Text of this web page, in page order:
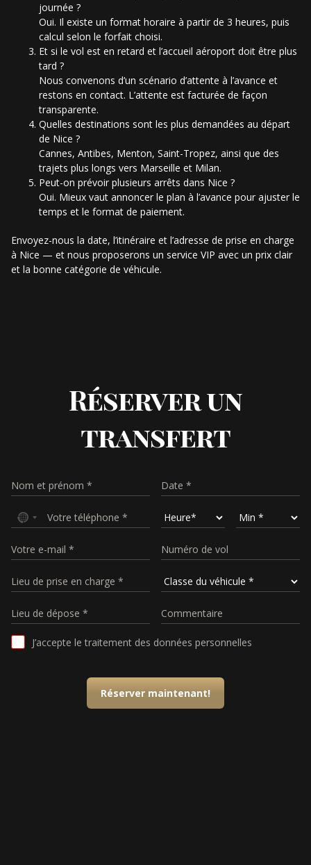
journée ?
Oui. Il existe un format horaire à partir de 3 heures, puis
calcul selon le forfait choisi.
Et si le vol est en retard et l’accueil aéroport doit être plus
tard ?
Nous convenons d’un scénario d’attente à l’avance et
restons en contact. L’attente est facturée de façon
transparente.
Quelles destinations sont les plus demandées au départ
de Nice ?
Cannes, Antibes, Menton, Saint-Tropez, ainsi que des
trajets plus longs vers Marseille et Milan.
Peut-on prévoir plusieurs arrêts dans Nice ?
Oui. Mieux vaut annoncer le plan à l’avance pour ajuster le
temps et le format de paiement.
Envoyez-nous la date, l’itinéraire et l’adresse de prise en charge
à Nice — et nous proposerons un service VIP avec un prix clair
et la bonne catégorie de véhicule.
Réserver un
transfert
J’accepte le traitement des données personnelles